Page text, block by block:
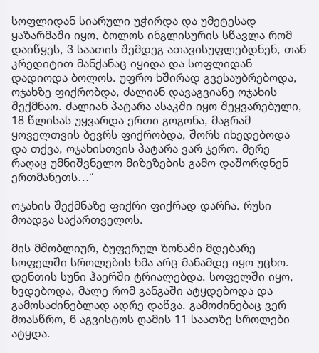
სოფლიდან სიარული უჭირდა და უმეტესად
ყაზარმაში იყო, ბოლოს ინგლისურის სწავლა რომ
დაიწყეს, 3 საათის შემდეგ ათავისუფლებდნენ, თან
კრედიტით მანქანაც იყიდა და სოფლიდან
დადიოდა ბოლოს. უფრო ხშირად გვესაუბრებოდა,
ოჯახზე ფიქრობდა, ძალიან დავაგვიანე ოჯახის
შექმნაო. ძალიან პატარა ასაკში იყო შეყვარებული,
18 წლისას უყვარდა ერთი გოგონა, მაგრამ
ყოველთვის ბევრს ფიქრობდა, შორს იხედებოდა
და თქვა, ოჯახისთვის პატარა ვარ ჯერო. მერე
რაღაც უმნიშვნელო მიზეზების გამო დაშორდნენ
ერთმანეთს…“
ოჯახის შექმნაზე ფიქრი ფიქრად დარჩა. რუსი
მოადგა საქართველოს.
მის მშობლიურ, ბუფერულ ზონაში მდებარე
სოფელში სროლების ხმა არც მანამდე იყო უცხო.
დენთის სუნი ჰაერში ტრიალებდა. სოფელში იყო,
ხვდებოდა, მალე რომ განგაში ატყდებოდა და
გამოსაძინებლად ადრე დაწვა. გამოძინებაც ვერ
მოასწრო, 6 აგვისტოს ღამის 11 საათზე სროლები
ატყდა.